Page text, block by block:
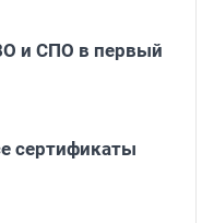
и СПО в первый
сертификаты